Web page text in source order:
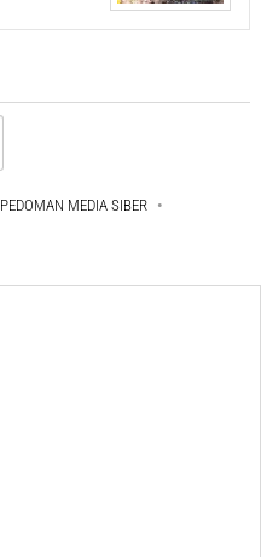
PEDOMAN MEDIA SIBER